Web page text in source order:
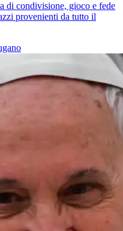
di condivisione, gioco e fede
provenienti da tutto il